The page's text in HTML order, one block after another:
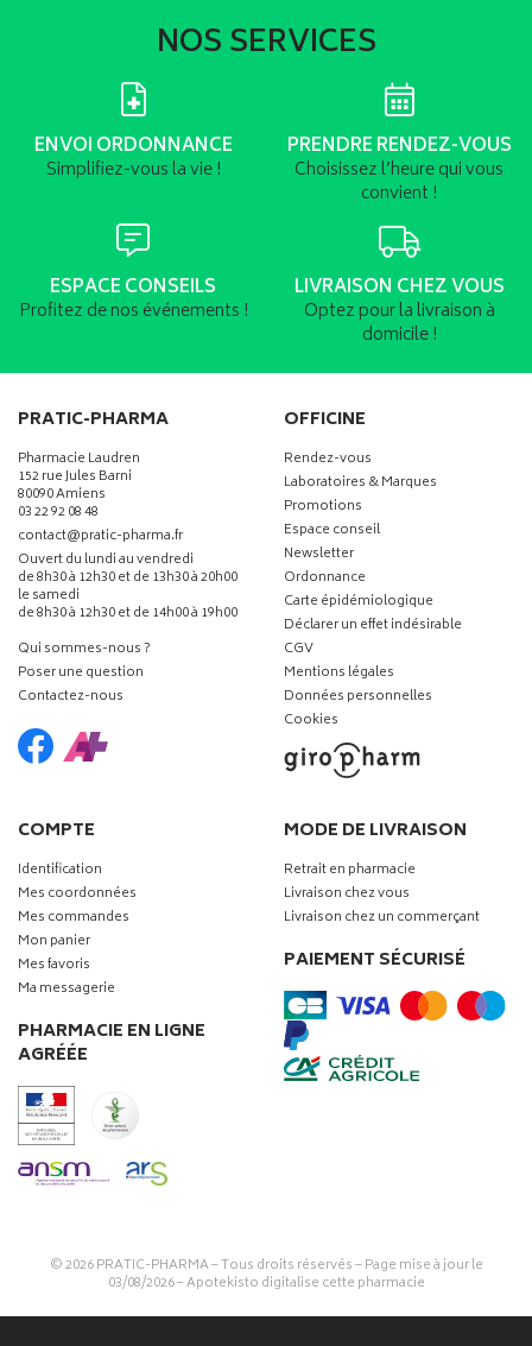
NOS SERVICES
ENVOI ORDONNANCE
Simplifiez-vous la vie !
PRENDRE RENDEZ-VOUS
Choisissez l’heure qui vous
convient !
ESPACE CONSEILS
Profitez de nos événements !
LIVRAISON CHEZ VOUS
Optez pour la livraison à
domicile !
PRATIC-PHARMA
Pharmacie Laudren
152 rue Jules Barni
80090 Amiens
03 22 92 08 48
contact-
@-
pratic-pharma.fr
Ouvert du lundi au vendredi
de 8h30 à 12h30 et de 13h30 à 20h00
le samedi
de 8h30 à 12h30 et de 14h00 à 19h00
Qui sommes-nous ?
Poser une question
Contactez-nous
OFFICINE
Rendez-vous
Laboratoires & Marques
Promotions
Espace conseil
Newsletter
Ordonnance
Carte épidémiologique
Déclarer un effet indésirable
CGV
Mentions légales
Données personnelles
Cookies
COMPTE
Identification
Mes coordonnées
Mes commandes
Mon panier
Mes favoris
Ma messagerie
PHARMACIE EN LIGNE
AGRÉÉE
MODE DE LIVRAISON
Retrait en pharmacie
Livraison chez vous
Livraison chez un commerçant
PAIEMENT SÉCURISÉ
© 2026PRATIC-PHARMA– Tous droits réservés – Page mise à jour le
03/08/2026 –Apotekisto digitalise cette pharmacie